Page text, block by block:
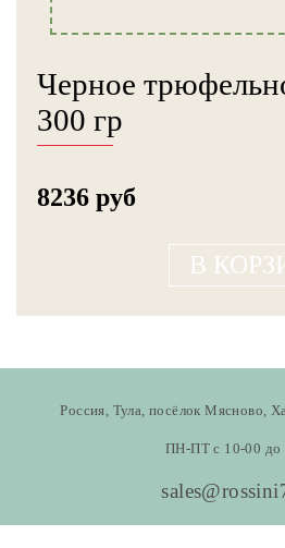
Черное
300 гр
8236 руб
В
Россия, Тула, посёлок Мясново,
ПН-ПТ с 10-00 до